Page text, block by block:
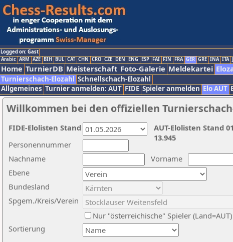
Logged on: Gast
Arabic ARM AZE BIH BUL CAT CHN CRO CZE DEN ENG ESP FAI FIN FRA GER GRE INA ITA
Home TurnierDB Meisterschaft Foto-Galerie Meldekartei
Turnierschach-Elozahl Schnellschach-Elozahl
Allgemeines Turnier anmelden: AUT FIDE Spieler anmelden Elo AUT
Willkommen bei den offiziellen
Nachname
Vorname
Ebene
Sortierung
Personennummer
Bundesland
Spgem./Kreis/Verein
Nur "österreichische" Spieler (Land=AUT)
AUT-Elolisten Stand
13.945
FIDE-Elolisten Stand